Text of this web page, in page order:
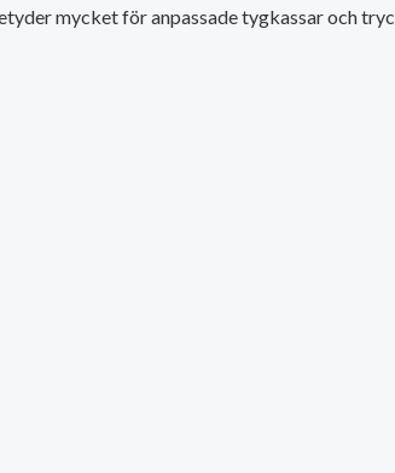
mycket för anpassade tygkassar och